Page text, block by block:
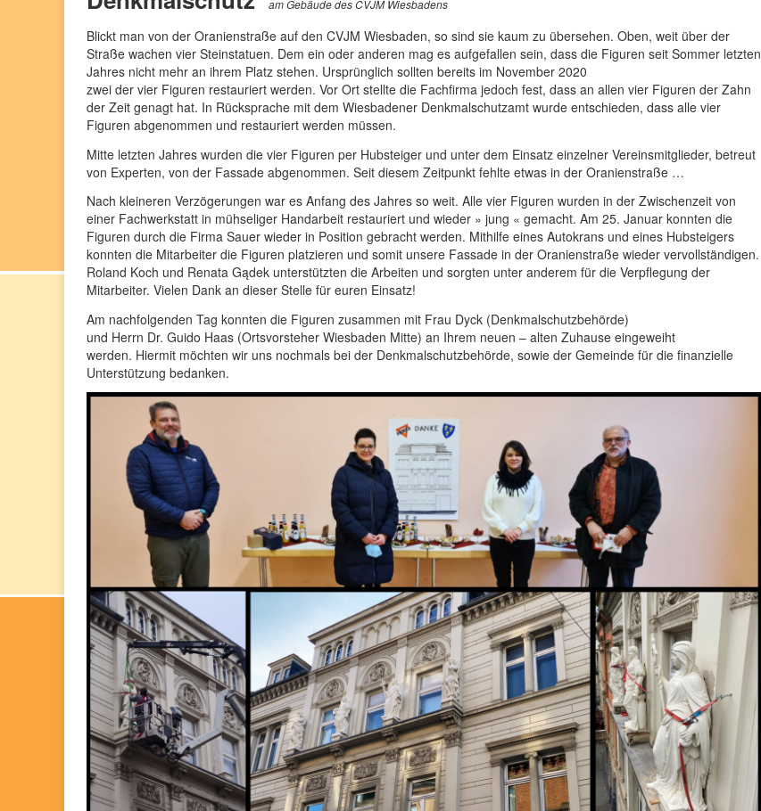
am Gebäude des CVJM Wiesbadens
Blickt man von der Oranienstraße auf den CVJM Wiesbaden, so sind sie kaum zu übersehen. Oben, weit über der
Straße wachen vier Steinstatuen. Dem ein oder anderen mag es aufgefallen sein, dass die Figuren seit Sommer letzten
Jahres nicht mehr an ihrem Platz stehen. Ursprünglich sollten bereits im November 2020
zwei der vier Figuren restauriert werden. Vor Ort stellte die Fachfirma jedoch fest, dass an allen vier Figuren der Zahn
der Zeit genagt hat. In Rücksprache mit dem Wiesbadener Denkmalschutzamt wurde entschieden, dass alle vier
Figuren abgenommen und restauriert werden müssen.
Mitte letzten Jahres wurden die vier Figuren per Hubsteiger und unter dem Einsatz einzelner Vereinsmitglieder, betreut
von Experten, von der Fassade abgenommen. Seit diesem Zeitpunkt fehlte etwas in der Oranienstraße …
Nach kleineren Verzögerungen war es Anfang des Jahres so weit. Alle vier Figuren wurden in der Zwischenzeit von
einer Fachwerkstatt in mühseliger Handarbeit restauriert und wieder » jung « gemacht. Am 25. Januar konnten die
Figuren durch die Firma Sauer wieder in Position gebracht werden. Mithilfe eines Autokrans und eines Hubsteigers
konnten die Mitarbeiter die Figuren platzieren und somit unsere Fassade in der Oranienstraße wieder vervollständigen.
Roland Koch und Renata Gądek unterstützten die Arbeiten und sorgten unter anderem für die Verpflegung der
Mitarbeiter. Vielen Dank an dieser Stelle für euren Einsatz!
Am nachfolgenden Tag konnten die Figuren zusammen mit Frau Dyck (Denkmalschutzbehörde)
und Herrn Dr. Guido Haas (Ortsvorsteher Wiesbaden Mitte) an Ihrem neuen – alten Zuhause eingeweiht
werden. Hiermit möchten wir uns nochmals bei der Denkmalschutzbehörde, sowie der Gemeinde für die finanzielle
Unterstützung bedanken.